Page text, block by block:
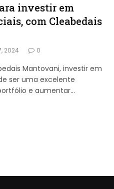
investir em
com Cleabedais
2024 0
Mantovani, investir em
ser uma excelente
e aumentar…